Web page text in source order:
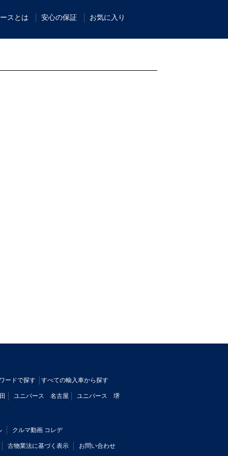
スとは 安心の保証 お気に入り
ードで探す すべての輸入車から探す
ユニバース 名古屋 ユニバース 堺
クルマ動画 コレデ
古物業法に基づく表示 お問い合わせ